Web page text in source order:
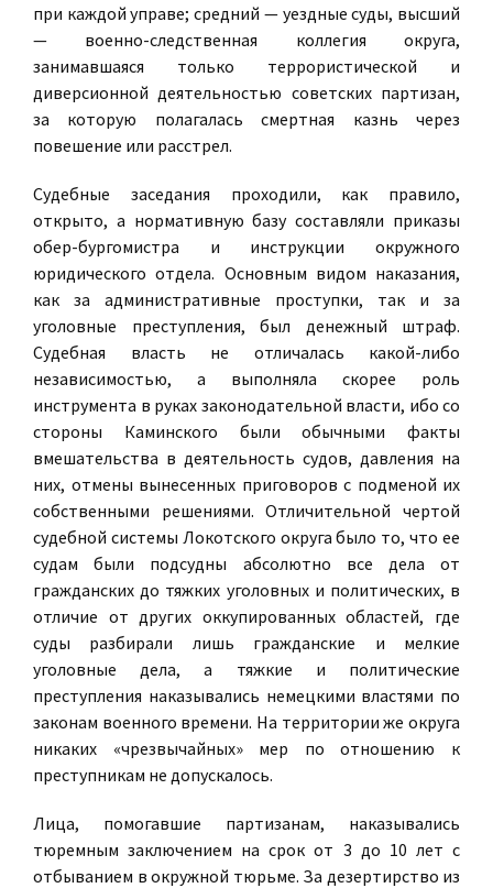
при каждой управе; средний — уездные суды, высший
— военно-следственная коллегия округа,
занимавшаяся только террористической и
диверсионной деятельностью советских партизан,
за которую полагалась смертная казнь через
повешение или расстрел.
Судебные заседания проходили, как правило,
открыто, а нормативную базу составляли приказы
обер-бургомистра и инструкции окружного
юридического отдела. Основным видом наказания,
как за административные проступки, так и за
уголовные преступления, был денежный штраф.
Судебная власть не отличалась какой-либо
независимостью, а выполняла скорее роль
инструмента в руках законодательной власти, ибо со
стороны Каминского были обычными факты
вмешательства в деятельность судов, давления на
них, отмены вынесенных приговоров с подменой их
собственными решениями. Отличительной чертой
судебной системы Локотского округа было то, что ее
судам были подсудны абсолютно все дела от
гражданских до тяжких уголовных и политических, в
отличие от других оккупированных областей, где
суды разбирали лишь гражданские и мелкие
уголовные дела, а тяжкие и политические
преступления наказывались немецкими властями по
законам военного времени. На территории же округа
никаких «чрезвычайных» мер по отношению к
преступникам не допускалось.
Лица, помогавшие партизанам, наказывались
тюремным заключением на срок от 3 до 10 лет с
отбыванием в окружной тюрьме. За дезертирство из